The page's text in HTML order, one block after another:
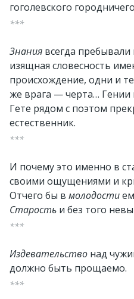
гоголевского
***
Знания всегда
изящная словесность
происхождение, одни и
же врага — черта… Гении
Гете рядом с поэтом
естественник.
***
И почему это именно в
своими ощущениями и
Отчего бы в молодости
Старость и без того
***
Издевательство над
должно быть прощаемо.
***